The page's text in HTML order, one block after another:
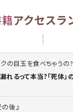
アクセスラ
クの目玉を食べちゃうの?
れるって本当?「死体
の後